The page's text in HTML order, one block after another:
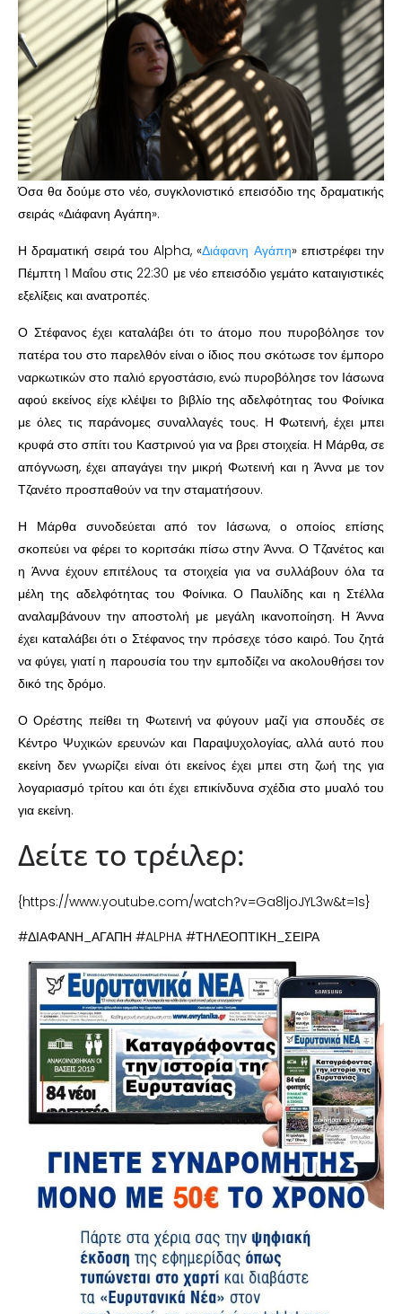
Όσα θα δούμε στο νέο, συγκλονιστικό επεισόδιο της δραματικής
σειράς «Διάφανη Αγάπη».
Η δραματική σειρά του Alpha, «Διάφανη Αγάπη» επιστρέφει την
Πέμπτη 1 Μαΐου στις 22:30 με νέο επεισόδιο γεμάτο καταιγιστικές
εξελίξεις και ανατροπές.
Ο Στέφανος έχει καταλάβει ότι το άτομο που πυροβόλησε τον
πατέρα του στο παρελθόν είναι ο ίδιος που σκότωσε τον έμπορο
ναρκωτικών στο παλιό εργοστάσιο, ενώ πυροβόλησε τον Ιάσωνα
αφού εκείνος είχε κλέψει το βιβλίο της αδελφότητας του Φοίνικα
με όλες τις παράνομες συναλλαγές τους. Η Φωτεινή, έχει μπει
κρυφά στο σπίτι του Καστρινού για να βρει στοιχεία. Η Μάρθα, σε
απόγνωση, έχει απαγάγει την μικρή Φωτεινή και η Άννα με τον
Τζανέτο προσπαθούν να την σταματήσουν.
Η Μάρθα συνοδεύεται από τον Ιάσωνα, ο οποίος επίσης
σκοπεύει να φέρει το κοριτσάκι πίσω στην Άννα. Ο Τζανέτος και
η Άννα έχουν επιτέλους τα στοιχεία για να συλλάβουν όλα τα
μέλη της αδελφότητας του Φοίνικα. Ο Παυλίδης και η Στέλλα
αναλαμβάνουν την αποστολή με μεγάλη ικανοποίηση. Η Άννα
έχει καταλάβει ότι ο Στέφανος την πρόσεχε τόσο καιρό. Του ζητά
να φύγει, γιατί η παρουσία του την εμποδίζει να ακολουθήσει τον
δικό της δρόμο.
Ο Ορέστης πείθει τη Φωτεινή να φύγουν μαζί για σπουδές σε
Κέντρο Ψυχικών ερευνών και Παραψυχολογίας, αλλά αυτό που
εκείνη δεν γνωρίζει είναι ότι εκείνος έχει μπει στη ζωή της για
λογαριασμό τρίτου και ότι έχει επικίνδυνα σχέδια στο μυαλό του
για εκείνη.
Δείτε το τρέιλερ:
{https://www.youtube.com/watch?v=Ga8ljoJYL3w&t=1s}
#ΔΙΑΦΑΝΗ_ΑΓΑΠΗ #ALPHA #ΤΗΛΕΟΠΤΙΚΗ_ΣΕΙΡΑ